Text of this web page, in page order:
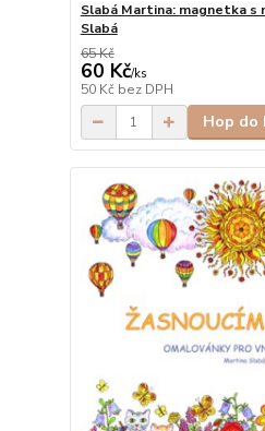
Slabá Martina: magnetka s
Slabá
65 Kč
60 Kč/ks
50 Kč bez DPH
Hop do